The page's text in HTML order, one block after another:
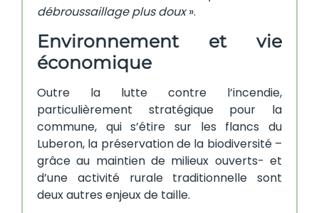
débroussaillage plus doux».
Environnement et vie
économique
Outre la lutte contre l’incendie,
particulièrement stratégique pour la
commune, qui s’étire sur les flancs du
Luberon, la préservation de la biodiversité –
grâce au maintien de milieux ouverts- et
d’une activité rurale traditionnelle sont
deux autres enjeux de taille.